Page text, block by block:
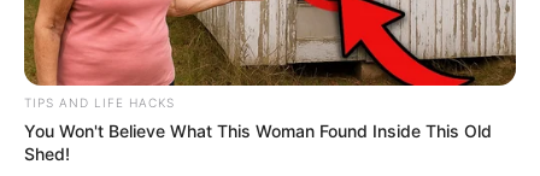
TIPS AND LIFE HACKS
You Won't Believe What This Woman Found Inside This Old
Shed!